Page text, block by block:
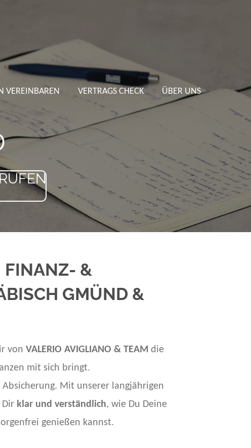
VEREINBAREN VERTRAGS CHECK ÜBER UNS
FINANZ- &
GMÜND &
von VALERIO AVIGLIANO & TEAM die
mit sich bringt.
Mit unserer langjährigen
klar und verständlich, wie Du Deine
genießen kannst.